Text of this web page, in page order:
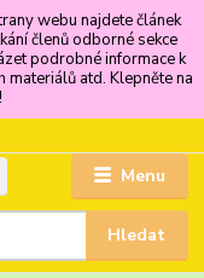
webu najdete článek
členů odborné sekce
podrobné informace k
materiálů atd. Klepněte na
Menu
Hledat